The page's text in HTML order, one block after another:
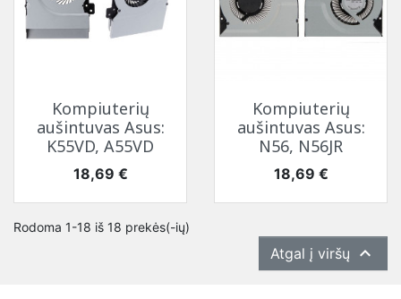
Kompiuterių
aušintuvas Asus:
K55VD, A55VD
Kaina
18,69 €
Kompiuterių
aušintuvas Asus:
N56, N56JR
Kaina
18,69 €
Rodoma 1-18 iš 18 prekės(-ių)
Atgal į viršų 